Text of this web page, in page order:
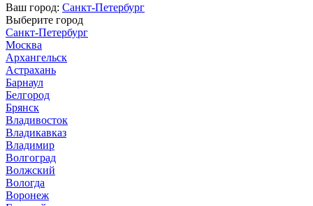
Ваш город: Санкт-Петербург
Выберите город
Санкт-Петербург
Москва
Архангельск
Астрахань
Барнаул
Белгород
Брянск
Владивосток
Владикавказ
Владимир
Волгоград
Волжский
Вологда
Воронеж